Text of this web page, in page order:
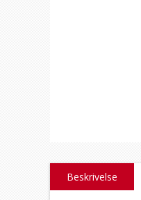
Beskrivelse